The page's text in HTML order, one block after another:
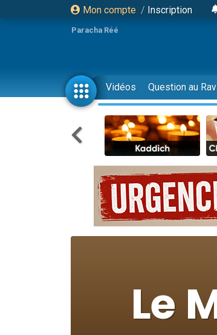
Mon compte / Inscription
Paracha Réé
Vidéos Question au Rav